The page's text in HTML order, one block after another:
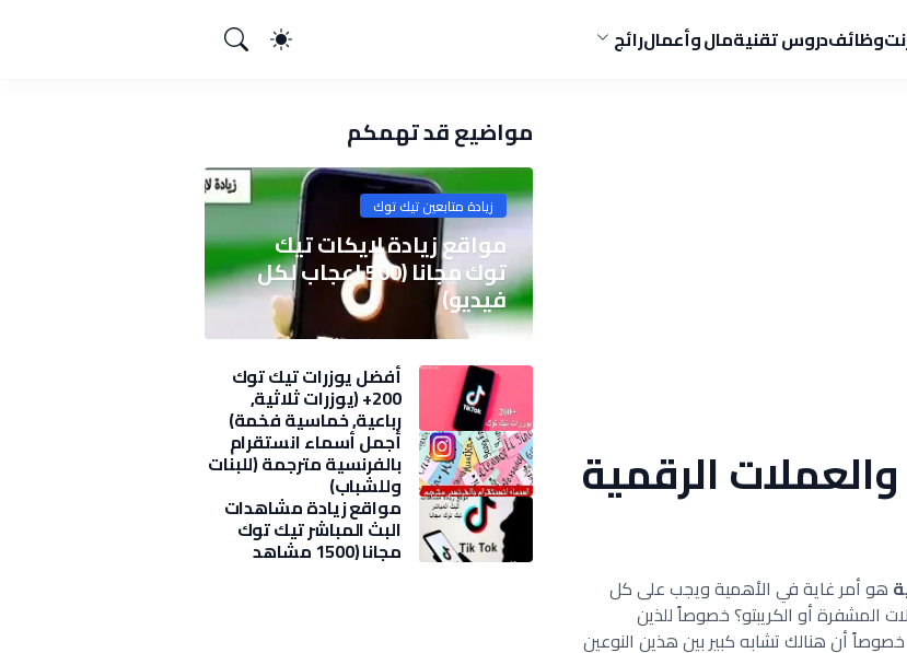
وظائفدروس تقنيةمال وأعمالرائج
الرقمية
هو أمر غاية في الأهمية ويجب على كل
المشفرة أو الكريبتو؟ خصوصاً للذين
أن هنالك تشابه كبير بين هذين النوعين
مواضيع قد تهمكم
زيادة متابعين تيك توك
مواقع زيادة لايكات تيك
توك مجانا (500 اعجاب لكل
فيديو)
أفضل يوزرات تيك توك
200+ (يوزرات ثلاثية,
رباعية, خماسية فخمة)
2025
أجمل أسماء انستقرام
بالفرنسية مترجمة (للبنات
وللشباب)
مواقع زيادة مشاهدات
البث المباشر تيك توك
مجانا (1500 مشاهد